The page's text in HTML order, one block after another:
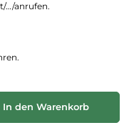
…/anrufen.
oder benutze die
In den Warenkorb